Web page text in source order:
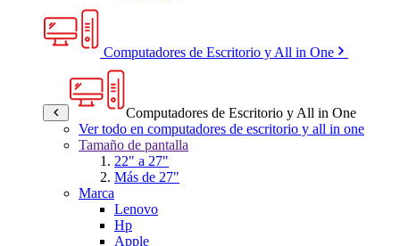
Computadores de Escritorio y All in One
Computadores de Escritorio y All in One
Ver todo en computadores de escritorio y all in one
Tamaño de pantalla
22" a 27"
Más de 27"
Marca
Lenovo
Hp
Apple